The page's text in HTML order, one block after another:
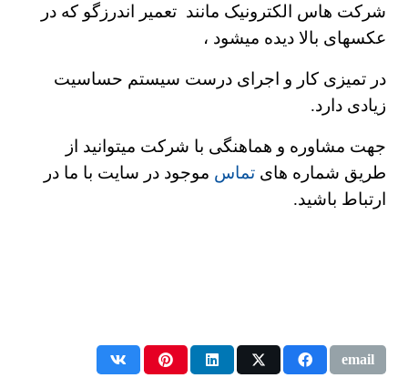
شرکت هاس الکترونیک مانند تعمیر اندرزگو که در
عکسهای بالا دیده میشود ،
در تمیزی کار و اجرای درست سیستم حساسیت
زیادی دارد.
جهت مشاوره و هماهنگی با شرکت میتوانید از
طریق شماره های تماس موجود در سایت با ما در
ارتباط باشید.